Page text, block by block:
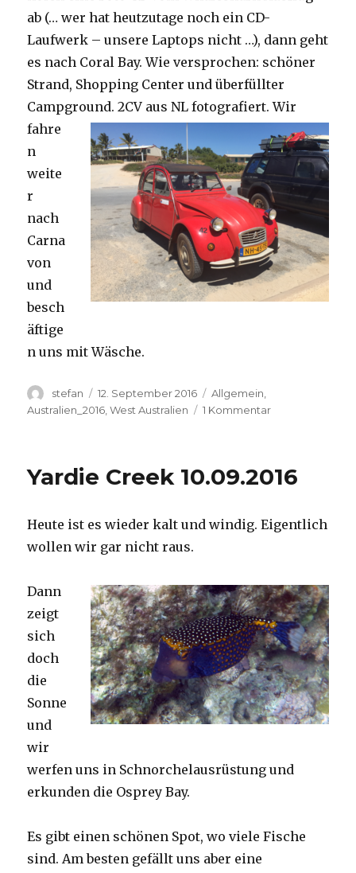
ab (… wer hat heutzutage noch ein CD-
Laufwerk – unsere Laptops nicht …), dann geht
es nach Coral Bay. Wie versprochen: schöner
Strand, Shopping Center und überfüllter
Campground.2CV aus NL fotografiert. Wir
fahre
n
weite
r
nach
Carna
von
und
besch
äftige
n uns mit Wäsche.
Autor
stefan
Veröffentlicht
am
12. September 2016 Kategorien
Allgemein
Australien_2016 ,West Australien 1 Kommentarzu
Yardie Creek 10.09.2016
Heute ist es wieder kalt und windig. Eigentlich
wollen wir gar nicht raus.
Dann
zeigt
sich
doch
die
Sonne
und
wir
werfen uns in Schnorchelausrüstung und
erkunden die Osprey Bay.
Es gibt einen schönen Spot, wo viele Fische
sind. Am besten gefällt uns aber eine